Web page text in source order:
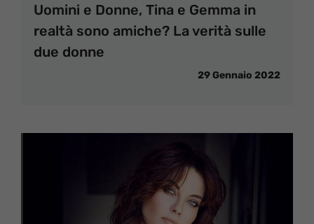
Uomini e Donne, Tina e Gemma in
realtà sono amiche? La verità sulle
due donne
29 Gennaio 2022